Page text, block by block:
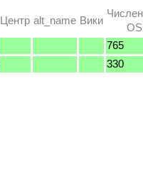
Центр alt_name Вики
765
330